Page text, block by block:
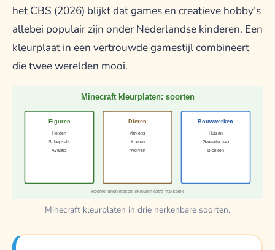
het CBS (2026) blijkt dat games en creatieve hobby’s
allebei populair zijn onder Nederlandse kinderen. Een
kleurplaat in een vertrouwde gamestijl combineert
die twee werelden mooi.
Minecraft kleurplaten: soorten
Figuren
Helden
Schepsels
Avatars
Dieren
Varkens
Koeien
Wolven
Bouwwerken
Huizen
Gereedschap
Blokken
Rechte lijnen maken inkleuren extra makkelijk
Minecraft kleurplaten in drie herkenbare soorten.